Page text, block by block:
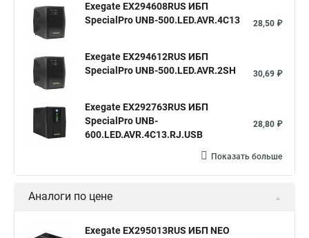
Exegate EX294608RUS ИБП
SpecialPro UNB-500.LED.AVR.4C13
28,50 ₽
Exegate EX294612RUS ИБП
SpecialPro UNB-500.LED.AVR.2SH
30,69 ₽
Exegate EX292763RUS ИБП
SpecialPro UNB-
600.LED.AVR.4C13.RJ.USB
28,80 ₽
Показать больше
Аналоги по цене
Exegate EX295013RUS ИБП NEO